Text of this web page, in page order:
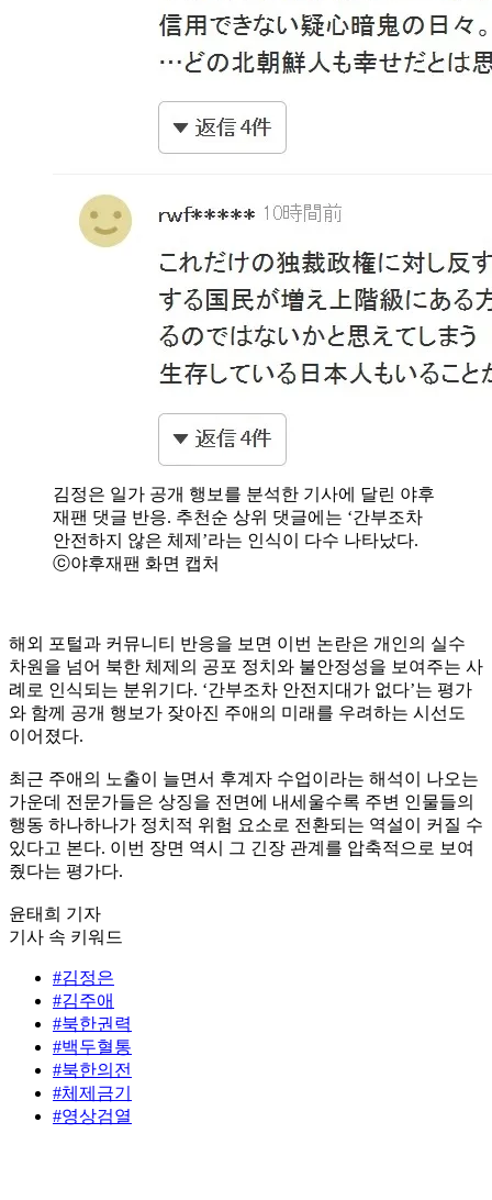
김정은 일가 공개 행보를 분석한 기사에 달린 야후
재팬 댓글 반응. 추천순 상위 댓글에는 ‘간부조차
안전하지 않은 체제’라는 인식이 다수 나타났다.
ⓒ야후재팬 화면 캡처
해외 포털과 커뮤니티 반응을 보면 이번 논란은 개인의 실수
차원을 넘어 북한 체제의 공포 정치와 불안정성을 보여주는 사
례로 인식되는 분위기다. ‘간부조차 안전지대가 없다’는 평가
와 함께 공개 행보가 잦아진 주애의 미래를 우려하는 시선도
이어졌다.
최근 주애의 노출이 늘면서 후계자 수업이라는 해석이 나오는
가운데 전문가들은 상징을 전면에 내세울수록 주변 인물들의
행동 하나하나가 정치적 위험 요소로 전환되는 역설이 커질 수
있다고 본다. 이번 장면 역시 그 긴장 관계를 압축적으로 보여
줬다는 평가다.
윤태희 기자
기사 속 키워드
#김정은
#김주애
#북한권력
#백두혈통
#북한의전
#체제금기
#영상검열